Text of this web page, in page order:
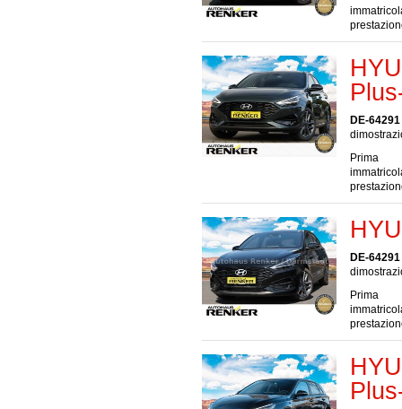
DE-
Prima
DE-
Prima